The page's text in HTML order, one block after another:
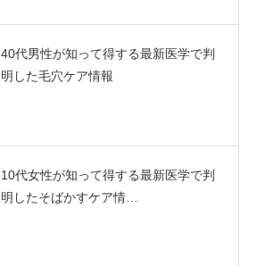
40代男性が知って得する最新医学で判
明した毛穴ケア情報
10代女性が知って得する最新医学で判
明したそばかすケア情…